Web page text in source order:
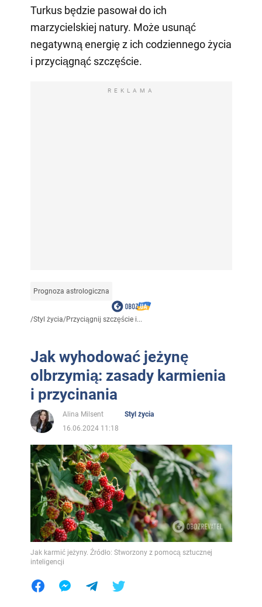
Turkus będzie pasował do ich
marzycielskiej natury. Może usunąć
negatywną energię z ich codziennego życia
i przyciągnąć szczęście.
REKLAMA
Prognoza astrologiczna
/Styl życia/Przyciągnij szczęście i...
Jak wyhodować jeżynę
olbrzymią: zasady karmienia
i przycinania
Alina Milsent
Styl życia
16.06.2024 11:18
Jak karmić jeżyny. Źródło: Stworzony z pomocą sztucznej
inteligencji